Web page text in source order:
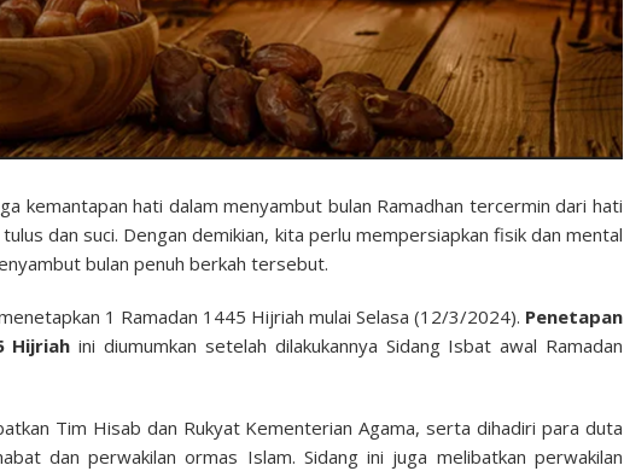
kemantapan hati dalam menyambut bulan Ramadhan tercermin dari hati
dan suci. Dengan demikian, kita perlu mempersiapkan fisik dan mental
bulan penuh berkah tersebut.
1 Ramadan 1445 Hijriah mulai Selasa (12/3/2024). Penetapan
Hijriah ini diumumkan setelah dilakukannya Sidang Isbat awal Ramadan
Tim Hisab dan Rukyat Kementerian Agama, serta dihadiri para duta
dan perwakilan ormas Islam. Sidang ini juga melibatkan perwakilan